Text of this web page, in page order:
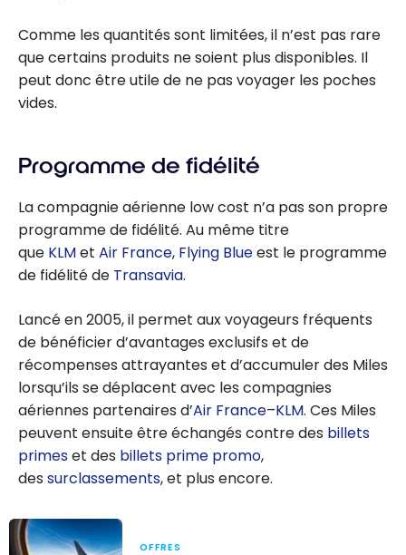
Comme les quantités sont limitées, il n’est pas rare
que certains produits ne soient plus disponibles. Il
peut donc être utile de ne pas voyager les poches
vides.
Programme de fidélité
La compagnie aérienne low cost n’a pas son propre
programme de fidélité. Au même titre
que KLMet Air France, Flying Blueest le programme
de fidélité de Transavia.
Lancé en 2005, il permet aux voyageurs fréquents
de bénéficier d’avantages exclusifs et de
récompenses attrayantes et d’accumuler des Miles
lorsqu’ils se déplacent avec les compagnies
aériennes partenaires d’Air France–KLM. Ces Miles
peuvent ensuite être échangés contre des billets
primeset des billets prime promo,
des surclassements, et plus encore.
OFFRES